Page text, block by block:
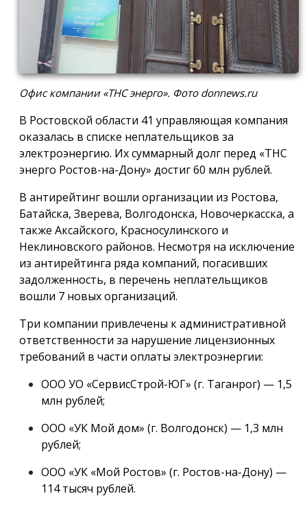
Офис компании «ТНС энерго». Фото donnews.ru
В Ростовской области 41 управляющая компания
оказалась в списке неплательщиков за
электроэнергию. Их суммарный долг перед «ТНС
энерго Ростов-на-Дону» достиг 60 млн рублей.
В антирейтинг вошли организации из Ростова,
Батайска, Зверева, Волгодонска, Новочеркасска, а
также Аксайского, Красносулинского и
Неклиновского районов. Несмотря на исключение
из антирейтинга ряда компаний, погасивших
задолженность, в перечень неплательщиков
вошли 7 новых организаций.
Три компании привлечены к административной
ответственности за нарушение лицензионных
требований в части оплаты электроэнергии:
ООО УО «СервисСтрой-ЮГ» (г. Таганрог) — 1,5
млн рублей;
ООО «УК Мой дом» (г. Волгодонск) — 1,3 млн
рублей;
ООО «УК «Мой Ростов» (г. Ростов-на-Дону) —
114 тысяч рублей.